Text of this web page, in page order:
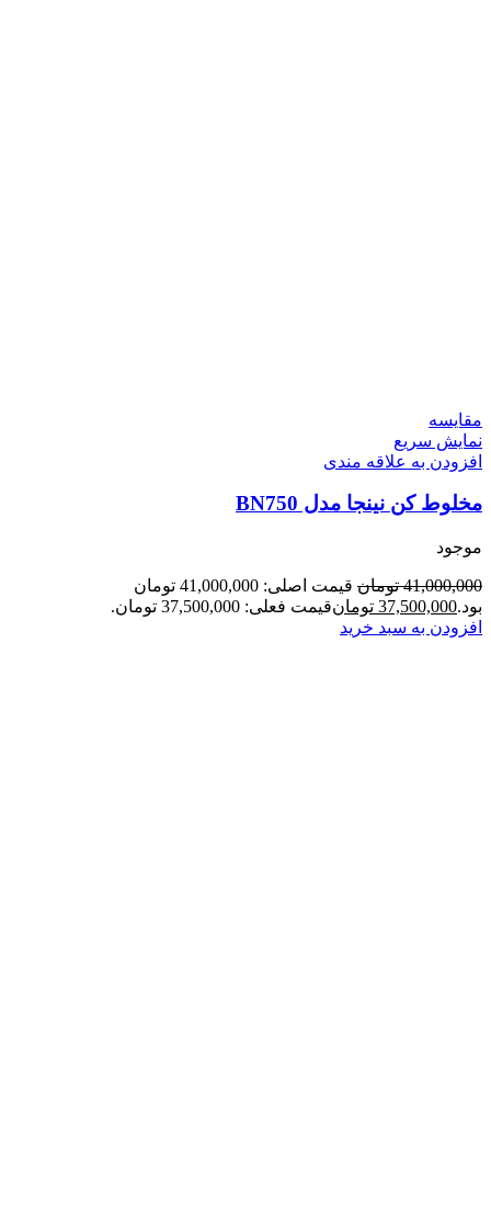
مقايسه
نمایش سریع
افزودن به علاقه مندی
مخلوط کن نینجا مدل BN750
موجود
41,000,000 تومان
قیمت اصلی: 41,000,000 تومان
بود.37,500,000 تومانقیمت فعلی: 37,500,000 تومان.
افزودن به سبد خرید